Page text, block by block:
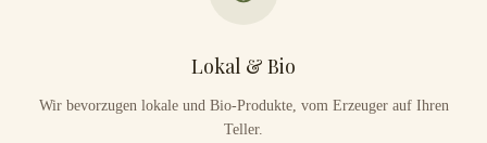
Lokal & Bio
Wir bevorzugen lokale und Bio-Produkte, vom Erzeuger auf Ihren
Teller.